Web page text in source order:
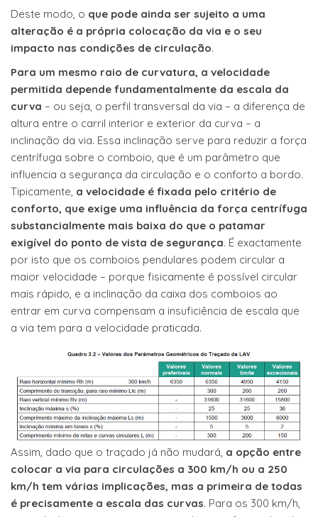
Deste modo, o que pode ainda ser sujeito a uma
alteração é a própria colocação da via e o seu
impacto nas condições de circulação.
Para um mesmo raio de curvatura, a velocidade
permitida depende fundamentalmente da escala da
curva – ou seja, o perfil transversal da via – a diferença de
altura entre o carril interior e exterior da curva – a
inclinação da via. Essa inclinação serve para reduzir a força
centrífuga sobre o comboio, que é um parâmetro que
influencia a segurança da circulação e o conforto a bordo.
Tipicamente, a velocidade é fixada pelo critério de
conforto, que exige uma influência da força centrífuga
substancialmente mais baixa do que o patamar
exigível do ponto de vista de segurança. É exactamente
por isto que os comboios pendulares podem circular a
maior velocidade – porque fisicamente é possível circular
mais rápido, e a inclinação da caixa dos comboios ao
entrar em curva compensam a insuficiência de escala que
a via tem para a velocidade praticada.
Assim, dado que o traçado já não mudará, a opção entre
colocar a via para circulações a 300 km/h ou a 250
km/h tem várias implicações, mas a primeira de todas
é precisamente a escala das curvas. Para os 300 km/h,